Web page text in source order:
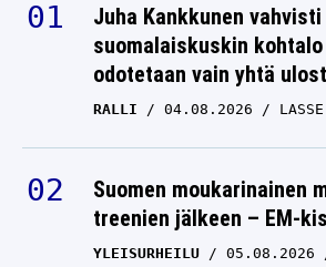
Juha Kankkunen
suomalaiskuskin
odotetaan vain yhtä
RALLI 04.08.2026
Suomen moukarinainen
treenien jälkeen – EM-
YLEISURHEILU 05.08.2026